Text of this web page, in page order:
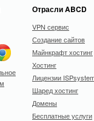
Отрасли ABCD
VPN сервис
Создание сайтов
Майнкрафт хостинг
Хостинг
Лицензии
Шаред хостинг
Домены
Бесплатные услуги